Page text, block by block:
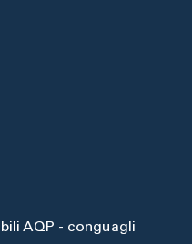
AQP - conguagli